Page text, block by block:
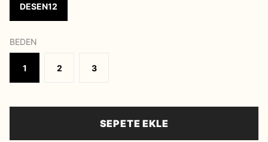
DESEN12
BEDEN
1 2 3
SEPETE EKLE